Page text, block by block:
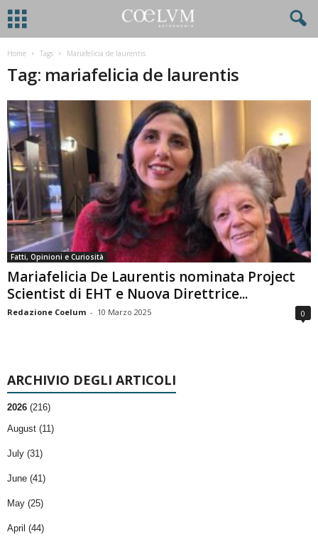
Home Tags Mariafelicia de laurentis
Tag: mariafelicia de laurentis
Fatti, Opinioni e Curiosità
Mariafelicia De Laurentis nominata Project
Scientist di EHT e Nuova Direttrice...
Redazione Coelum - 10 Marzo 2025 0
ARCHIVIO DEGLI ARTICOLI
2026 (216)
August (11)
July (31)
June (41)
May (25)
April (44)